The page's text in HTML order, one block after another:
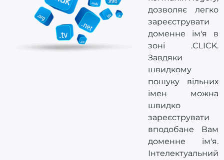
дозволяє легко
зареєструвати
доменне ім'я в
зоні .CLICK.
Завдяки
швидкому
пошуку вільних
імен можна
швидко
зареєструвати
вподобане Вам
доменне ім'я.
Інтелектуальний